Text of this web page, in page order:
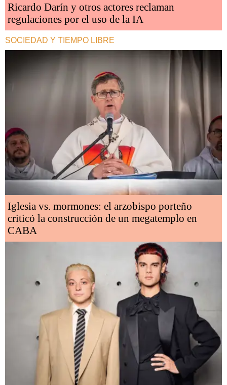
Ricardo Darín y otros actores reclaman
regulaciones por el uso de la IA
SOCIEDAD Y TIEMPO LIBRE
Iglesia vs. mormones: el arzobispo porteño
criticó la construcción de un megatemplo en
CABA